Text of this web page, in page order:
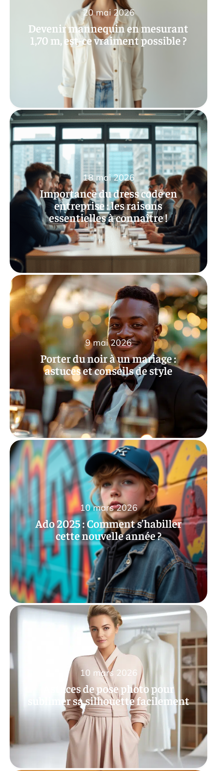
Devenir mannequin en mesurant
1,70 m, est-ce vraiment possible ?
20 mai 2026
Importance du dress code en
entreprise : les raisons
essentielles à connaître !
18 mai 2026
Porter du noir à un mariage :
astuces et conseils de style
9 mai 2026
Ado 2025 : Comment s’habiller
cette nouvelle année ?
10 mars 2026
Astuces de pose photo pour
sublimer sa silhouette facilement
10 mars 2026